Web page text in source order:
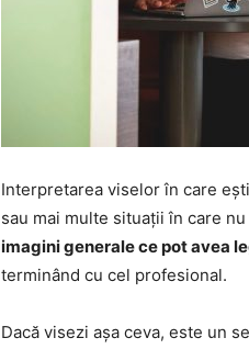
Interpretarea viselor în care
sau mai multe situații în care
imagini generale ce pot avea
terminând cu cel profesional.
Dacă visezi așa ceva, este un